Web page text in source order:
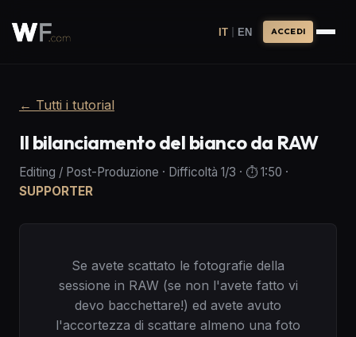
IT | EN ACCEDI
← Tutti i tutorial
Il bilanciamento del bianco da RAW
Editing / Post-Produzione · Difficoltà 1/3 · ⏱️1:50 ·
SUPPORTER
Se avete scattato le fotografie della
sessione in RAW (se non l'avete fatto vi
devo bacchettare!) ed avete avuto
l'accortezza di scattare almeno una foto